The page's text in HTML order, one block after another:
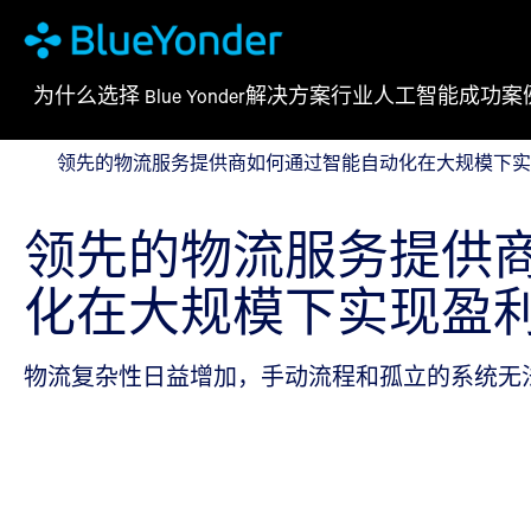
领先的物流服务提供商如何通过智能自动化在大规模下
为什么选择 Blue Yonder解决方案行业人工智能成功案
领先的物流服务提供商如何通过智能自动化在大规模下
领先的物流服务提供
化在大规模下实现盈
物流复杂性日益增加，手动流程和孤立的系统